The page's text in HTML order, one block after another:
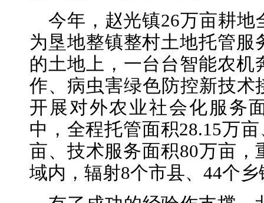
今年，赵光镇26万亩耕
为垦地整镇整村土地托管
的土地上，一台台智能农
作、病虫害绿色防控新技
开展对外农业社会化服务
中，全程托管面积28.15万
亩、技术服务面积80万亩
域内，辐射8个市县、44个